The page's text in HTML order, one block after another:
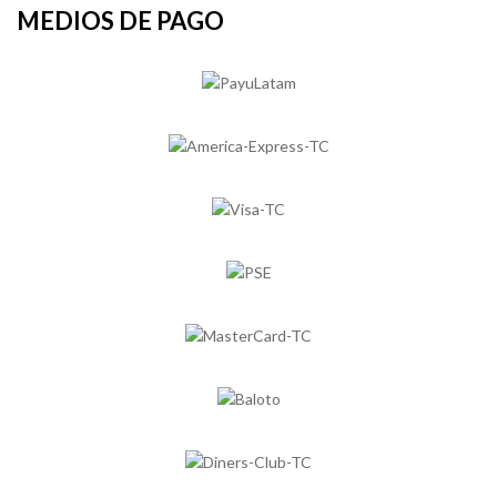
MEDIOS DE PAGO